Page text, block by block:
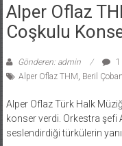
Alper Oflaz
Coşkulu
Gönderen: admin
Alper Oflaz THM Beril
Alper Oflaz Türk Halk
konser verdi. Orkestra
seslendirdiği türkülerin yanı